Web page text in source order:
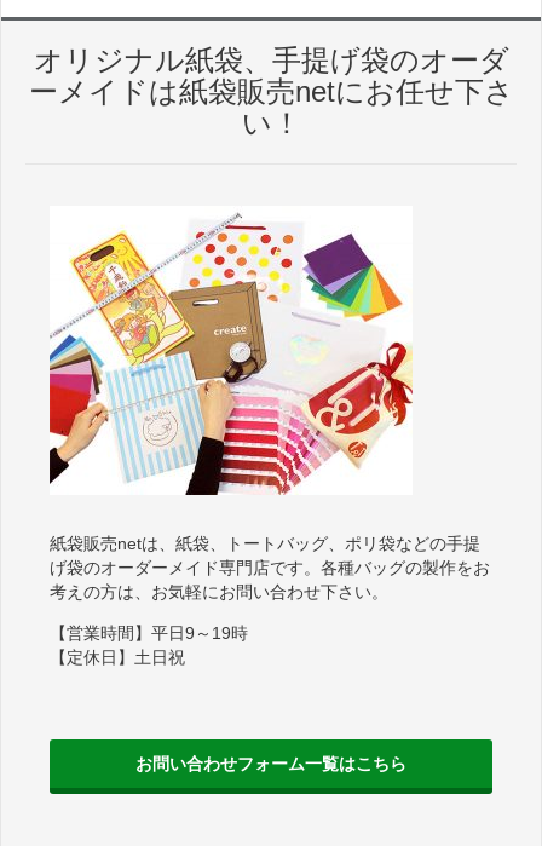
オリジナル紙袋、手提げ袋のオーダ
ーメイドは紙袋販売netにお任せ下さ
い！
紙袋販売netは、紙袋、トートバッグ、ポリ袋などの手提
げ袋のオーダーメイド専門店です。各種バッグの製作をお
考えの方は、お気軽にお問い合わせ下さい。
【営業時間】平日9～19時
【定休日】土日祝
お問い合わせフォーム一覧はこちら